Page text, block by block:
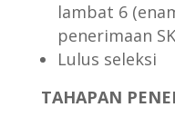
lambat 6
penerimaan
Lulus seleksi
TAHAPAN